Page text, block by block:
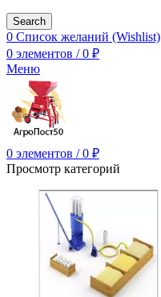
Search
0 Список желаний (Wishlist)
0 элементов / 0 ₽
Меню
0 элементов / 0 ₽
Просмотр категорий